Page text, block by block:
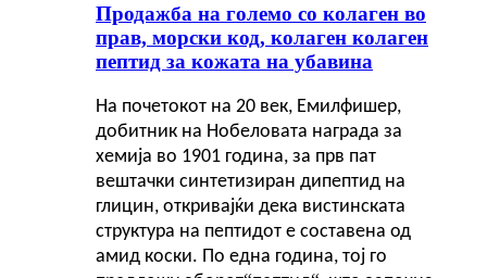
Продажба на големо со колаген во
прав, морски код, колаген колаген
пептид за кожата на убавина
На почетокот на 20 век, Емилфишер,
добитник на Нобеловата награда за
хемија во 1901 година, за прв пат
вештачки синтетизиран дипептид на
глицин, откривајќи дека вистинската
структура на пептидот е составена од
амид коски. По една година, тој го